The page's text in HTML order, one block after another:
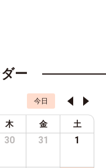
ー
今日
木 金 土
30 31 1